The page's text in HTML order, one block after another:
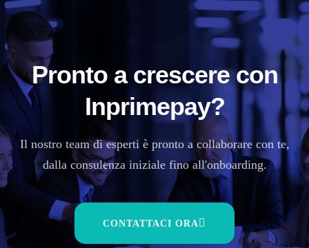
Pronto a crescere con
Inprimepay?
Il nostro team di esperti è pronto a collaborare con te,
dalla consulenza iniziale fino all'onboarding.
CONTATTACI ORA